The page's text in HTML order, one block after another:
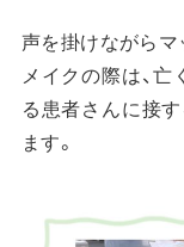
声を掛けながらマ
メイクの際は、
る患者さんに接
ます。